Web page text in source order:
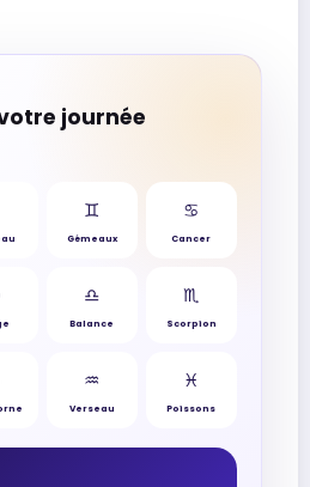
journée
♊︎
Gémeaux
♋︎
Cancer
♎︎
Balance
♏︎
Scorpion
♒︎
Verseau
♓︎
Poissons